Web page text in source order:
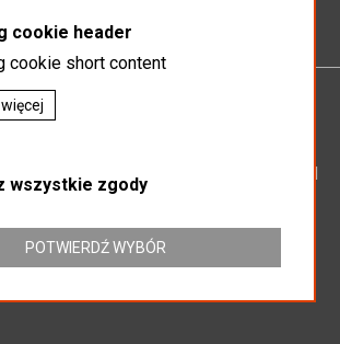
KOSZEWSKI BOGUSŁAW KOSZEWSKI
164
438
cookie header
cookie short content
wszystkie zgody
POTWIERDŹ WYBÓR